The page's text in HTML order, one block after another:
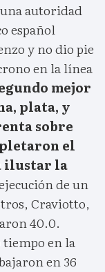
autoridad
español
y no dio pie
en la línea
mejor
plata, y
sobre
el
ilustar la
de un
Craviotto,
40.0.
en la
en 36